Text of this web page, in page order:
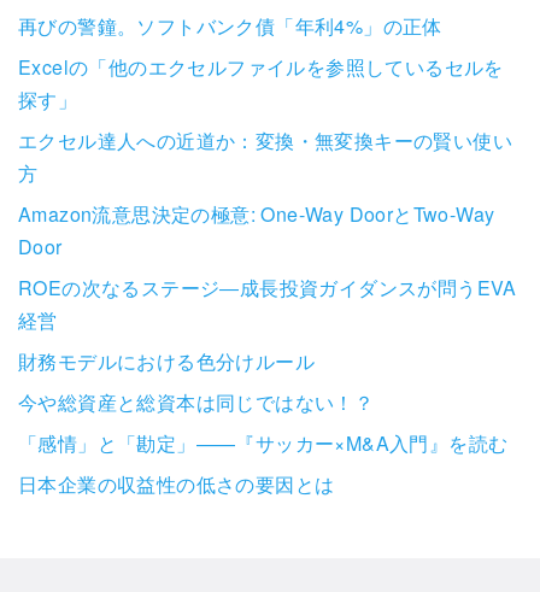
再びの警鐘。ソフトバンク債「年利4%」の正体
Excelの「他のエクセルファイルを参照しているセルを
探す」
エクセル達人への近道か：変換・無変換キーの賢い使い
方
Amazon流意思決定の極意: One-Way DoorとTwo-Way
Door
ROEの次なるステージ―成長投資ガイダンスが問うEVA
経営
財務モデルにおける色分けルール
今や総資産と総資本は同じではない！？
「感情」と「勘定」——『サッカー×M&A入門』を読む
日本企業の収益性の低さの要因とは